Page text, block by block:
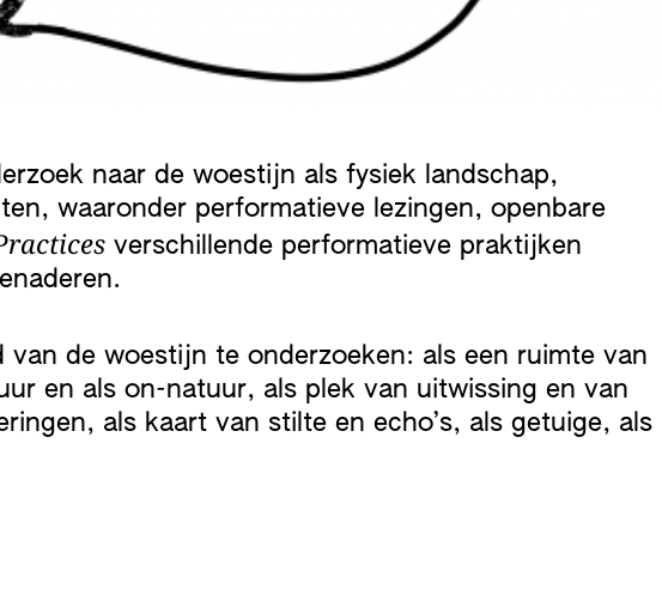
naar de woestijn als fysiek landschap,
waaronder performatieve lezingen, openbare
verschillende performatieve praktijken
de woestijn te onderzoeken: als een ruimte van
en als on-natuur, als plek van uitwissing en van
als kaart van stilte en echo’s, als getuige, als